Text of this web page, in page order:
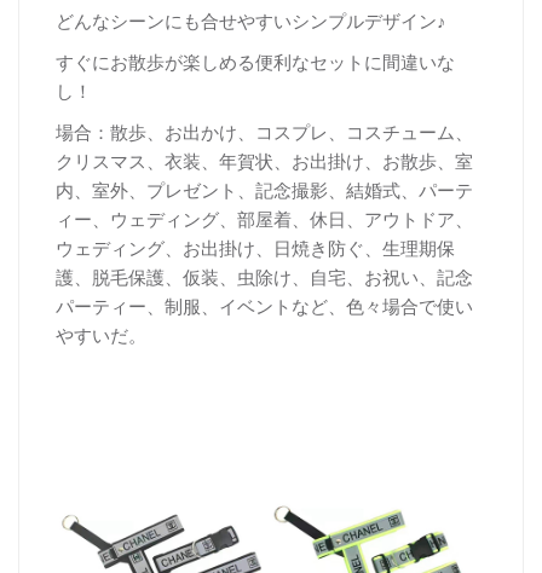
どんなシーンにも合せやすいシンプルデザイン♪
すぐにお散歩が楽しめる便利なセットに間違いな
し！
場合：散歩、お出かけ、コスプレ、コスチューム、
クリスマス、衣装、年賀状、お出掛け、お散歩、室
内、室外、プレゼント、記念撮影、結婚式、パーテ
ィー、ウェディング、部屋着、休日、アウトドア、
ウェディング、お出掛け、日焼き防ぐ、生理期保
護、脱毛保護、仮装、虫除け、自宅、お祝い、記念
パーティー、制服、イベントなど、色々場合で使い
やすいだ。